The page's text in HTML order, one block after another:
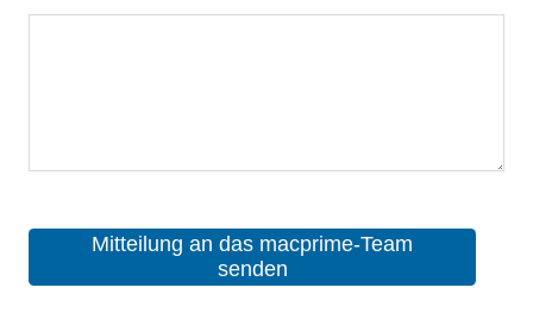
Mitteilung an das macprime-Team
senden